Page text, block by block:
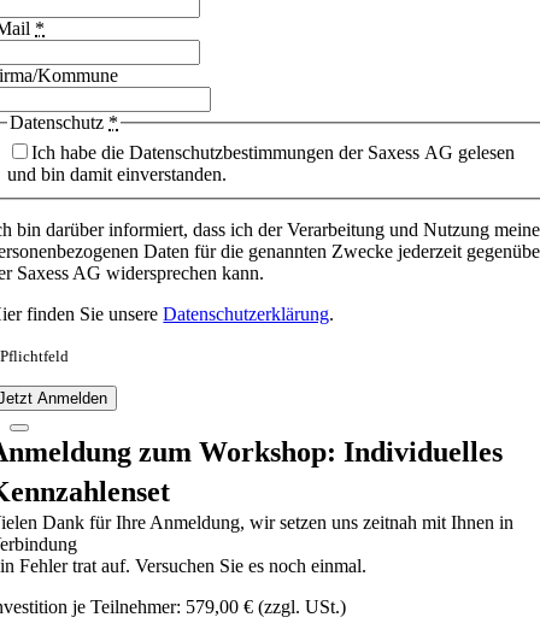
*
Kommune
Datenschutz *
Ich habe die Datenschutzbestimmungen der Saxess AG gelesen
und bin damit einverstanden.
bin darüber informiert, dass ich der Verarbeitung und Nutzung
Daten für die genannten Zwecke jederzeit
Saxess AG widersprechen kann.
finden Sie unsereDatenschutzerklärung.
Anmelden
zum Workshop: Individuelles
Dank für Ihre Anmeldung, wir setzen uns zeitnah mit Ihnen in
Fehler trat auf. Versuchen Sie es noch einmal.
je Teilnehmer: 579,00 € (zzgl. USt.)